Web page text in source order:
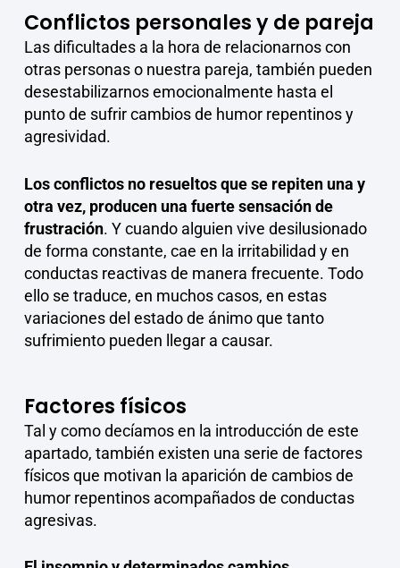
Conflictos personales y de pareja
Las dificultades a la hora de relacionarnos con
otras personas o nuestra pareja, también pueden
desestabilizarnos emocionalmente hasta el
punto de sufrir cambios de humor repentinos y
agresividad.
Los conflictos no resueltos que se repiten una y
otra vez, producen una fuerte sensación de
frustración. Y cuando alguien vive desilusionado
de forma constante, cae en la irritabilidad y en
conductas reactivas de manera frecuente. Todo
ello se traduce, en muchos casos, en estas
variaciones del estado de ánimo que tanto
sufrimiento pueden llegar a causar.
Factores físicos
Tal y como decíamos en la introducción de este
apartado, también existen una serie de factores
físicos que motivan la aparición de cambios de
humor repentinos acompañados de conductas
agresivas.